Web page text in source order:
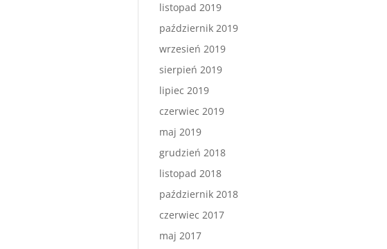
listopad 2019
październik 2019
wrzesień 2019
sierpień 2019
lipiec 2019
czerwiec 2019
maj 2019
grudzień 2018
listopad 2018
październik 2018
czerwiec 2017
maj 2017